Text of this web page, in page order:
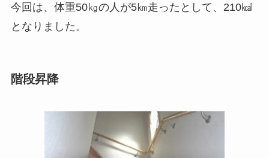
今回は、体重50㎏の人が5㎞走ったとして、210㎉
となりました。
階段昇降